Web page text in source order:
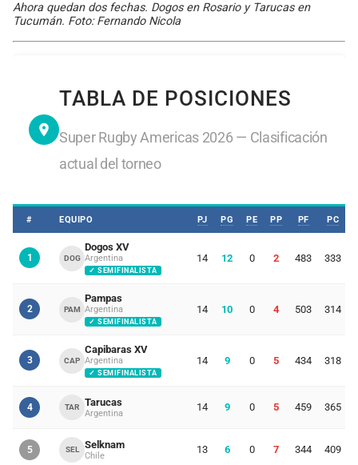
Ahora quedan dos fechas. Dogos en Rosario y Tarucas en
Tucumán. Foto: Fernando Nicola
TABLA DE POSICIONES
Super Rugby Americas 2026 — Clasificación
actual del torneo
# EQUIPO PJ PG PE PP PF PC
1 DOG
Dogos XV
Argentina
✓ SEMIFINALISTA
14 12 0 2 483 333
2 PAM
Pampas
Argentina
✓ SEMIFINALISTA
14 10 0 4 503 314
3 CAP
Capibaras XV
Argentina
✓ SEMIFINALISTA
14 9 0 5 434 318
4 TAR Tarucas
Argentina
14 9 0 5 459 365
5 SEL Selknam
Chile
13 6 0 7 344 409